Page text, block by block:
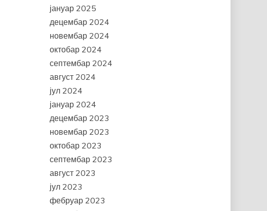
јануар 2025
децембар 2024
новембар 2024
октобар 2024
септембар 2024
август 2024
јул 2024
јануар 2024
децембар 2023
новембар 2023
октобар 2023
септембар 2023
август 2023
јул 2023
фебруар 2023